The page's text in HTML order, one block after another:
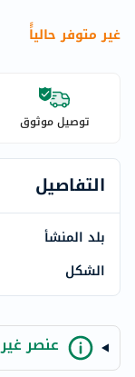
غير متوفر حالياًً
توصيل موثوق
التفاصيل
بلد المنشأ
الشكل
عنصر